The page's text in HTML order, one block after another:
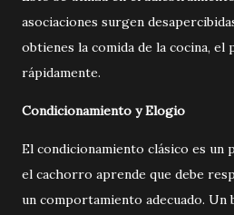
asociaciones surgen
obtienes la comida de la cocina,
rápidamente.
Condicionamiento y Elogio
El condicionamiento clásico es un
el cachorro aprende que debe
un comportamiento adecuado. Un